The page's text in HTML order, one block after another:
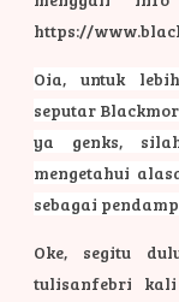
https://
Oia, untuk
seputar
ya genks,
mengetahui
sebagai
Oke, segitu
tulisanfebri